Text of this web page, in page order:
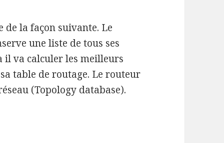
de la façon suivante. Le
une liste de tous ses
il va calculer les meilleurs
table de routage. Le routeur
(Topology database).
OSPF avec Cisco Packet Tracer